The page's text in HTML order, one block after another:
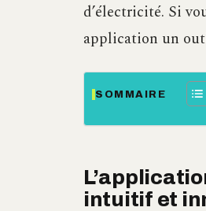
d’électricité. Si
application un
SOMMAIRE
intuitif et